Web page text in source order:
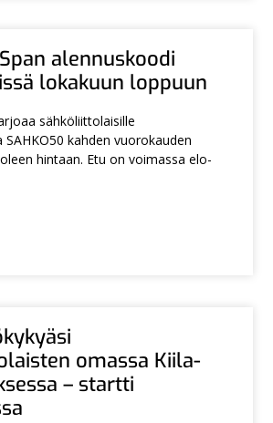
alennuskoodi
lokakuun loppuun
sähköliittolaisille
SAHKO50 kahden vuorokauden
hintaan. Etu on voimassa elo-
omassa Kiila-
– startti